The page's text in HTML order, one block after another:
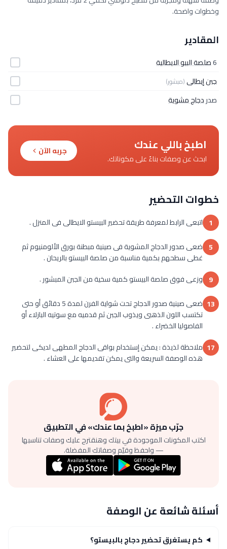
وخطوات واضحة.
المقادير
6صلصة البيو الايطالية
جبن إيطالى (مبشور)
صدردجاج مشوية
اطبخ باللي عندك
ابحث عن وصفات بناءً على مكوناتك.
جربه الآن
خطوات التحضير
1 اتبعى الرابط لمعرفة طريقة تحضير البيستو الايطالى فى المنزل .
5 ضعى صدور الدجاج المشوية فى صينية مبطنة بورق الألومنيوم ثم
غطى سطحهم بكمية مناسبة من صلصة البيستو بالريحان .
9 وزعى فوق صلصة البيستو كمية سخية من الجبن المبشور .
13
ضعى صينية صدور الدجاج تحت شواية الفرن لمدة 5 دقائق أو حتى
تكتسب اللون الذهبى ويذوب الجبن ثم قدميه مع سوتيه البازلاء أو
الفاصوليا الخضراء .
17 ملاحظة لذيذة : يمكن إستخدام بواقى الدجاج المطهى لديكى لتحضير
هذه الوصفة السريعة والتى يمكن تقديمها على العشاء .
جرّب ميزة «اطبخ بما عندك» في التطبيق
اكتب المكونات الموجودة في بيتك وهنقترح عليك وصفات تناسبها
— واحفظ وقيّم وصفاتك المفضلة.
أسئلة شائعة عن الوصفة
كم يستغرق تحضير دجاج بالبيستو؟